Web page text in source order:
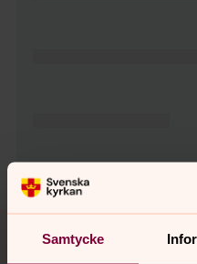
Samtycke
Tillbaka till toppen
Tillbaka till innehållet